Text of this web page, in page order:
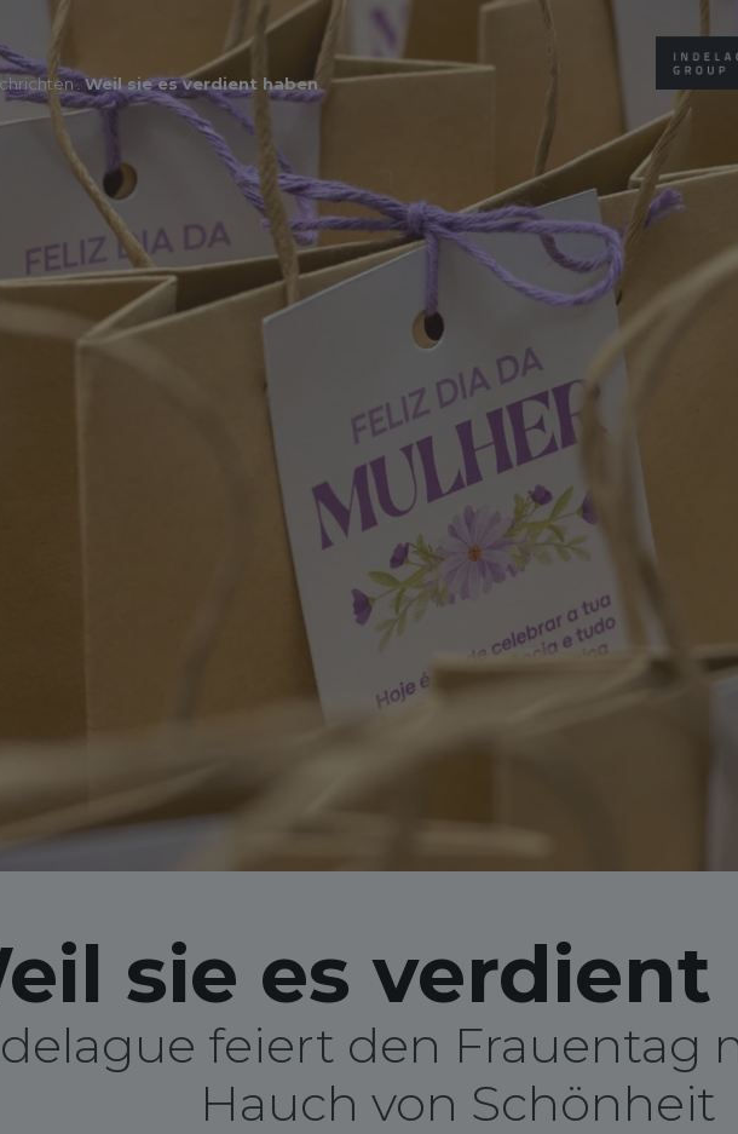
.Weil sie es verdient haben
sie es verdient
feiert den Frauentag
Hauch von Schönheit